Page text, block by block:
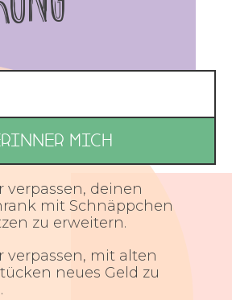
verpassen, deinen
mit Schnäppchen
zu erweitern.
verpassen, mit alten
neues Geld zu